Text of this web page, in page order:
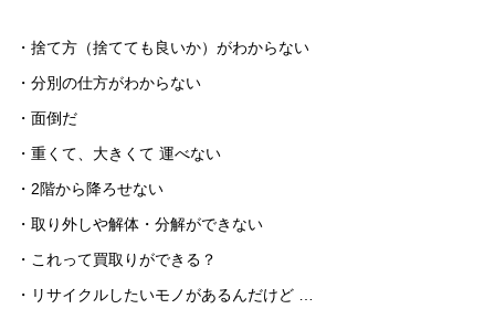
・捨て方（捨てても良いか）がわからない
・分別の仕方がわからない
・面倒だ
・重くて、大きくて 運べない
・2階から降ろせない
・取り外しや解体・分解ができない
・これって買取りができる？
・リサイクルしたいモノがあるんだけど …